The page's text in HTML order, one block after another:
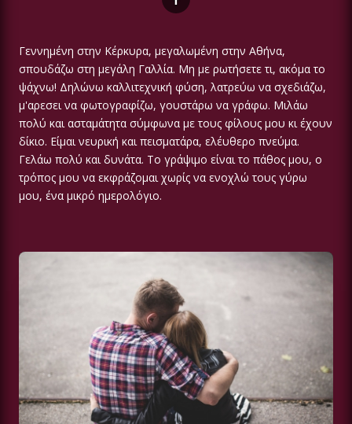
Γεννημένη στην Κέρκυρα, μεγαλωμένη στην Αθήνα,
σπουδάζω στη μεγάλη Γαλλία. Μη με ρωτήσετε τι, ακόμα το
ψάχνω! Δηλώνω καλλιτεχνική φύση, λατρεύω να σχεδιάζω,
μ'αρεσει να φωτογραφίζω, γουστάρω να γράφω. Μιλάω
πολύ και ασταμάτητα σύμφωνα με τους φίλους μου κι έχουν
δίκιο. Είμαι νευρική και πεισματάρα, ελέυθερο πνεύμα.
Γελάω πολύ και δυνάτα. Το γράψιμο είναι το πάθος μου, ο
τρόπος μου να εκφράζομαι χωρίς να ενοχλώ τους γύρω
μου, ένα μικρό ημερολόγιο.